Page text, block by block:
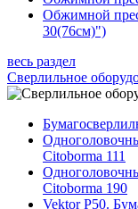
Обжимной
30(76см)")
весь раздел
Сверлильное
Citoborma 111
Citoborma 190
Vektor P50.